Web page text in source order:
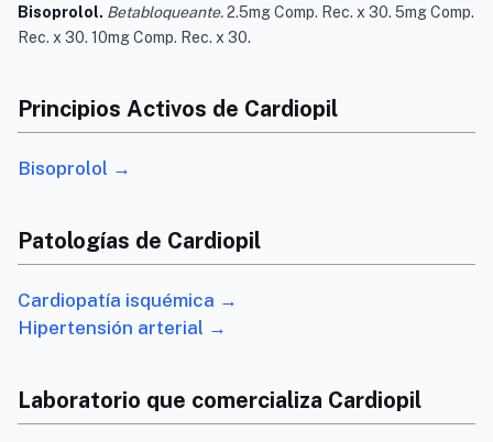
Bisoprolol. Betabloqueante.2.5mg Comp. Rec. x 30. 5mg Comp.
Rec. x 30. 10mg Comp. Rec. x 30.
Principios Activos de Cardiopil
Bisoprolol →
Patologías de Cardiopil
Cardiopatía isquémica →
Hipertensión arterial →
Laboratorio que comercializa Cardiopil